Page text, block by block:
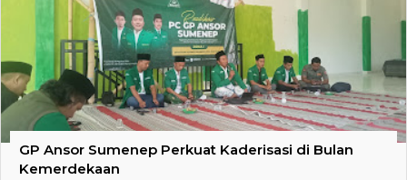
GP Ansor Sumenep Perkuat Kaderisasi di Bulan
Kemerdekaan